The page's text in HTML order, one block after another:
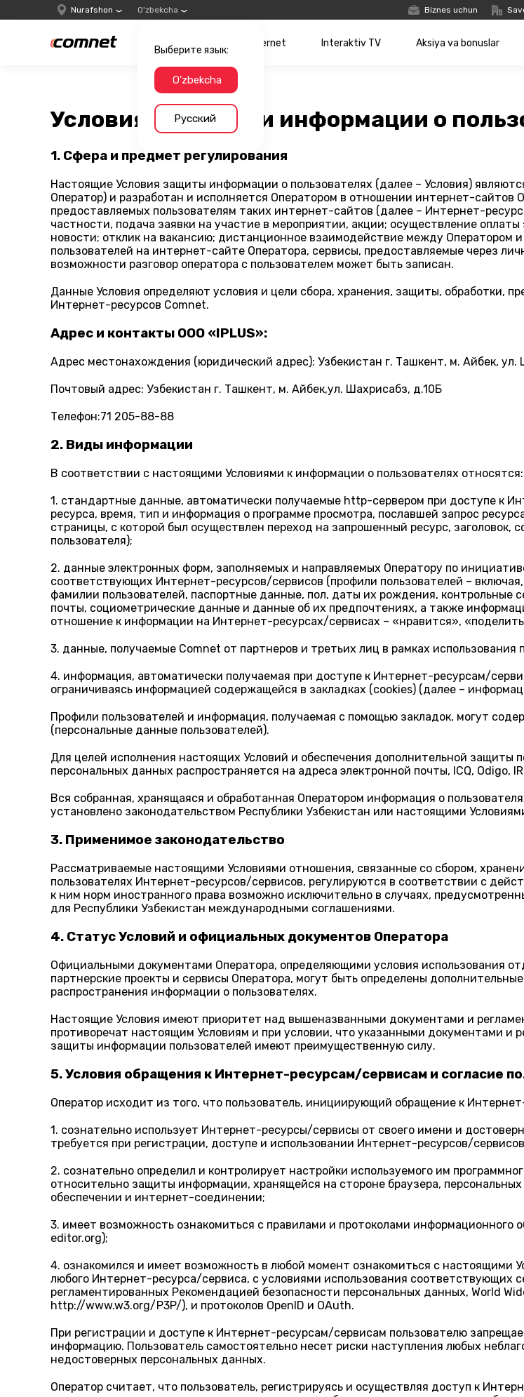
Nurafshon O'zbekcha
Выберите язык:
O'zbekcha
Русский
Biznes uchun
Internet Interaktiv TV Aksiya va bonuslar
Условия обработки информации о
1. Сфера и предмет регулирования
Настоящие Условия защиты информации о пользователях (далее – Условия)
Оператор) и разработан и исполняется Оператором в отношении интернет-сайтов
предоставляемых пользователям таких интернет-сайтов (далее – Интернет-
частности, подача заявки на участие в мероприятии, акции; осуществление
новости; отклик на вакансию; дистанционное взаимодействие между Оператором
пользователей на интернет-сайте Оператора, сервисы, предоставляемые через
возможности разговор оператора с пользователем может быть записан.
Данные Условия определяют условия и цели сбора, хранения, защиты, обработки,
Интернет-ресурсов Comnet.
Адрес и контакты OOO «IPLUS»:
Адрес местонахождения (юридический адрес): Узбекистан г. Ташкент, м. Айбек, ул.
Почтовый адрес: Узбекистан г. Ташкент, м. Айбек,ул. Шахрисабз, д.10Б
Телефон:71 205-88-88
2. Виды информации
В соответствии с настоящими Условиями к информации о пользователях относятся:
1. стандартные данные, автоматически получаемые http-сервером при доступе к
ресурса, время, тип и информация о программе просмотра, пославшей запрос
страницы, с которой был осуществлен переход на запрошенный ресурс,
пользователя);
2. данные электронных форм, заполняемых и направляемых Оператору по
соответствующих Интернет-ресурсов/сервисов (профили пользователей –
фамилии пользователей, паспортные данные, пол, даты их рождения, контрольные
почты, социометрические данные и данные об их предпочтениях, а также
отношение к информации на Интернет-ресурсах/сервисах – «нравится»,
3. данные, получаемые Comnet от партнеров и третьих лиц в рамках использования
4. информация, автоматически получаемая при доступе к Интернет-ресурсам/
ограничиваясь информацией содержащейся в закладках (cookies) (далее –
Профили пользователей и информация, получаемая с помощью закладок, могут
(персональные данные пользователей).
Для целей исполнения настоящих Условий и обеспечения дополнительной
персональных данных распространяется на адреса электронной почты, ICQ, Odigo,
Вся собранная, хранящаяся и обработанная Оператором информация о
установлено законодательством Республики Узбекистан или настоящими
3. Применимое законодательство
Рассматриваемые настоящими Условиями отношения, связанные со сбором,
пользователях Интернет-ресурсов/сервисов, регулируются в соответствии с
к ним норм иностранного права возможно исключительно в случаях,
для Республики Узбекистан международными соглашениями.
4. Статус Условий и официальных документов Оператора
Официальными документами Оператора, определяющими условия использования
партнерские проекты и сервисы Оператора, могут быть определены
распространения информации о пользователях.
Настоящие Условия имеют приоритет над вышеназванными документами и
противоречат настоящим Условиям и при условии, что указанными документами и
защиты информации пользователей имеют преимущественную силу.
5. Условия обращения к Интернет-ресурсам/сервисам и согласие
Оператор исходит из того, что пользователь, инициирующий обращение к
1. сознательно использует Интернет-ресурсы/сервисы от своего имени и
требуется при регистрации, доступе и использовании Интернет-ресурсов/
2. сознательно определил и контролирует настройки используемого им
относительно защиты информации, хранящейся на стороне браузера,
обеспечении и интернет-соединении;
3. имеет возможность ознакомиться с правилами и протоколами
editor.org);
4. ознакомился и имеет возможность в любой момент ознакомиться с настоящими
любого Интернет-ресурса/сервиса, с условиями использования соответствующих
регламентированных Рекомендацией безопасности персональных данных, World
http://www.w3.org/P3P/), и протоколов OpenID и OAuth.
При регистрации и доступе к Интернет-ресурсам/сервисам пользователю
информацию. Пользователь самостоятельно несет риски наступления любых
недостоверных персональных данных.
Оператор считает, что пользователь, регистрируясь и осуществляя доступ к